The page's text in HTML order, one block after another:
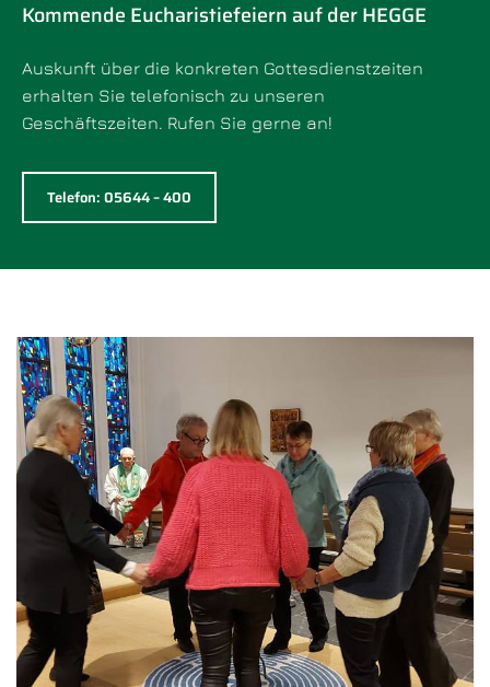
Kommende Eucharistiefeiern auf der HEGGE
Auskunft über die konkreten Gottesdienstzeiten
erhalten Sie telefonisch zu unseren
Geschäftszeiten. Rufen Sie gerne an!
Telefon: 05644 – 400